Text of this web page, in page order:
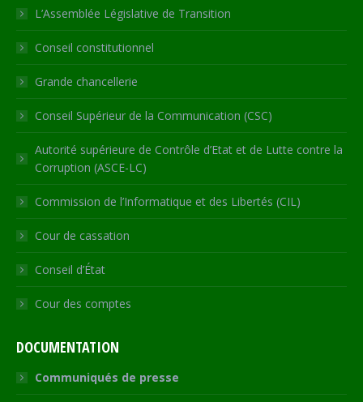
in
new
window
in
new
window
in
new
window
in
new
window
opens
in
new
L’Assemblée Législative de Transition
Conseil constitutionnel
Grande chancellerie
Conseil Supérieur de la Communication (CSC)
Autorité supérieure de Contrôle d’Etat et de Lutte contre la
Corruption (ASCE-LC)
Commission de l’Informatique et des Libertés (CIL)
Cour de cassation
Conseil d’État
Cour des comptes
DOCUMENTATION
Communiqués de presse